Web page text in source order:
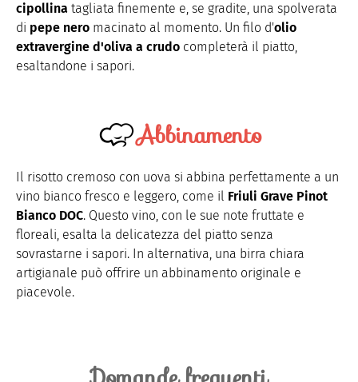
cipollina tagliata finemente e, se gradite, una spolverata
di pepe nero macinato al momento. Un filo d'olio
extravergine d'oliva a crudo completerà il piatto,
esaltandone i sapori.
Abbinamento
Il risotto cremoso con uova si abbina perfettamente a un
vino bianco fresco e leggero, come il Friuli Grave Pinot
Bianco DOC. Questo vino, con le sue note fruttate e
floreali, esalta la delicatezza del piatto senza
sovrastarne i sapori. In alternativa, una birra chiara
artigianale può offrire un abbinamento originale e
piacevole.